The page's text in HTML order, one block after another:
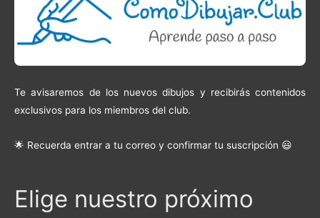
Te avisaremos de los nuevos dibujos y recibirás contenidos
exclusivos para los miembros del club.
🌟 Recuerda entrar a tu correo y confirmar tu suscripción 😃
Elige nuestro próximo